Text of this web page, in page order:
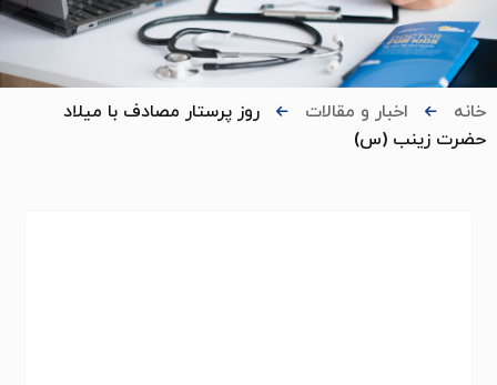
خانه اخبار و مقالات
روز پرستار مصادف با میلاد
حضرت زینب (س)